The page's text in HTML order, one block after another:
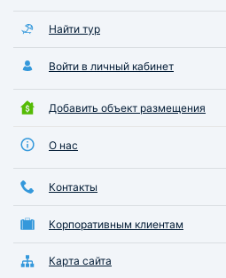
Найти тур
Войти в личный кабинет
Добавить объект размещения
О нас
Контакты
Корпоративным клиентам
Карта сайта